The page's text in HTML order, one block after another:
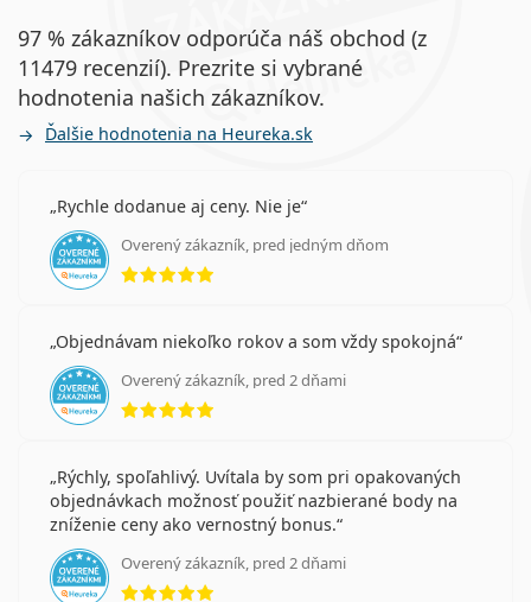
97 % zákazníkov odporúča náš obchod (z
11479 recenzií). Prezrite si vybrané
hodnotenia našich zákazníkov.
Ďalšie hodnotenia na Heureka.sk
Rychle dodanue aj ceny. Nie je
Overený zákazník, pred jedným dňom
hodnotenie 5 z 5
Objednávam niekoľko rokov a som vždy spokojná
Overený zákazník, pred 2 dňami
hodnotenie 5 z 5
Rýchly, spoľahlivý. Uvítala by som pri opakovaných
objednávkach možnosť použiť nazbierané body na
zníženie ceny ako vernostný bonus.
Overený zákazník, pred 2 dňami
hodnotenie 5 z 5